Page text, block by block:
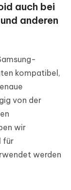
auch bei
anderen
kompatibel,
von der
wir
für
werden